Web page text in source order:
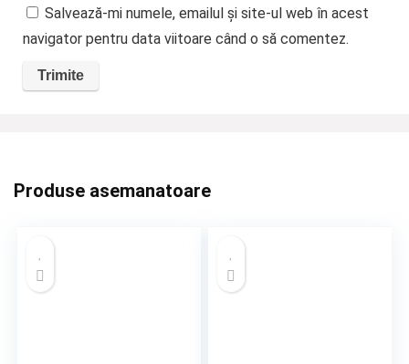
Salvează-mi numele, emailul și site-ul web în acest
navigator pentru data viitoare când o să comentez.
Produse asemanatoare